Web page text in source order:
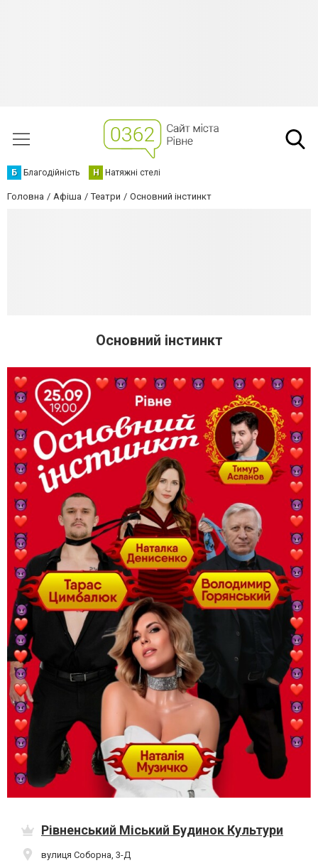
Б Благодійність Н Натяжні стелі
Головна Афіша Театри Основний інстинкт
Основний інстинкт
Рівненський Міський Будинок Культури
вулиця Соборна, 3-Д